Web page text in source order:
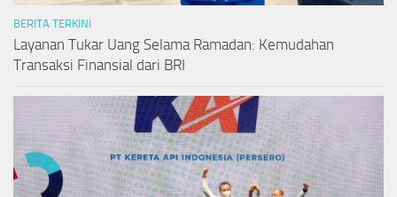
BERITA TERKINI
Layanan Tukar Uang Selama Ramadan: Kemudahan
Transaksi Finansial dari BRI